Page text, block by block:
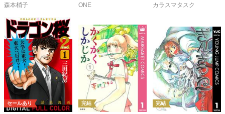
森本梢子
ONE
カラスマタスク
セールあり 完結 完結